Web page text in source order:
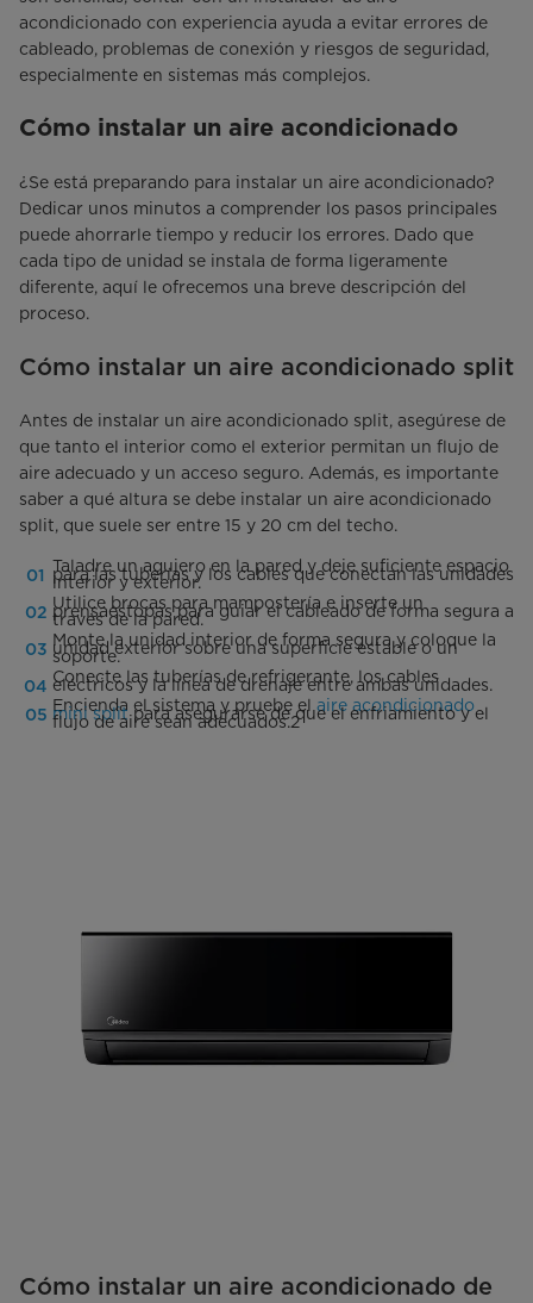
acondicionado con experiencia ayuda a evitar errores de
cableado, problemas de conexión y riesgos de seguridad,
especialmente en sistemas más complejos.
Cómo instalar un aire acondicionado
¿Se está preparando para instalar un aire acondicionado?
Dedicar unos minutos a comprender los pasos principales
puede ahorrarle tiempo y reducir los errores. Dado que
cada tipo de unidad se instala de forma ligeramente
diferente, aquí le ofrecemos una breve descripción del
proceso.
Cómo instalar un aire acondicionado split
Antes de instalar un aire acondicionado split, asegúrese de
que tanto el interior como el exterior permitan un flujo de
aire adecuado y un acceso seguro. Además, es importante
saber a qué altura se debe instalar un aire acondicionado
split, que suele ser entre 15 y 20 cm del techo.
Taladre un agujero en la pared y deje suficiente espacio
para las tuberías y los cables que conectan las unidades
interior y exterior.
Utilice brocas para mampostería e inserte un
prensaestopas para guiar el cableado de forma segura a
través de la pared.
Monte la unidad interior de forma segura y coloque la
unidad exterior sobre una superficie estable o un
soporte.
Conecte las tuberías de refrigerante, los cables
eléctricos y la línea de drenaje entre ambas unidades.
Encienda el sistema y pruebe el aire acondicionado
mini splitpara asegurarse de que el enfriamiento y el
flujo de aire sean adecuados.2
Cómo instalar un aire acondicionado de